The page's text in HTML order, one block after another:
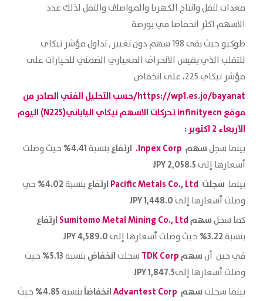
معدات لنقل وانتاج الكهربا والمواصلات والنقل لذلك عدد
الاسهم اكثر انخفاضا في بورصة
طوكيو حيث بقى 198 سهم دون تغيير , تداول مؤشر نيكاي
للتقلب الذي يقيس الانحراف المعياري الضمني للخيارات على
مؤشر نيكاي 225، على انخفاض
https://wp1.es.jo/bayanat/حسب التحليل الفني الصادر من
موقع infinityecn
تحركات الاسهم نيكاي الياباني(N225) اليوم
الاربعاء 2 اكتوبر :
بينما سجلسهم Inpex Corp. ارتفاع بنسبة4.41%
حيث وصلت
أسعارها إلى2,058.5 JPY
بينما سجلت ارتفاع بنسبة
حي
وصلت أسعارها إلى1,448.0 JPY
كما سجلسهمSumitomo Metal Mining Co., Ltd ارتفاع
بنسبة3.22% حيث وصلت أسعارها إلى4,589.0 JPY
في حين أنسهمTDK Corp سجلتانخفاض بنسبة5.13%
حيث
وصلت أسعارها إلى1,847.5
JPY
بينما سجلتسهم Advantest Corpانخفاضاً بنسبة
حيث